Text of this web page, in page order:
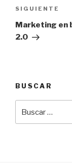
Siguiente
entrada
SIGUIENTE
Marketing en
2.0
BUSCAR